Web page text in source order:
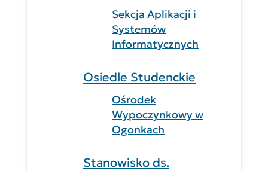
Sekcja Aplikacji i
Systemów
Informatycznych
Osiedle Studenckie
Ośrodek
Wypoczynkowy w
Ogonkach
Stanowisko ds.